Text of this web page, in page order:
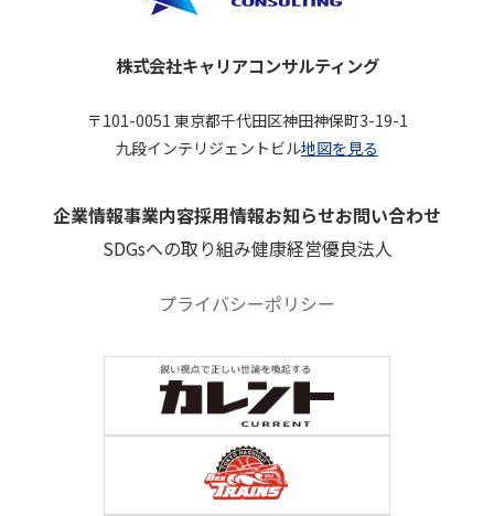
株式会社キャリアコンサルティング
〒101-0051 東京都千代田区神田神保町3-19-1
九段インテリジェントビル地図を見る
企業情報事業内容採用情報お知らせお問い合わせ
SDGsへの取り組み健康経営優良法人
プライバシーポリシー